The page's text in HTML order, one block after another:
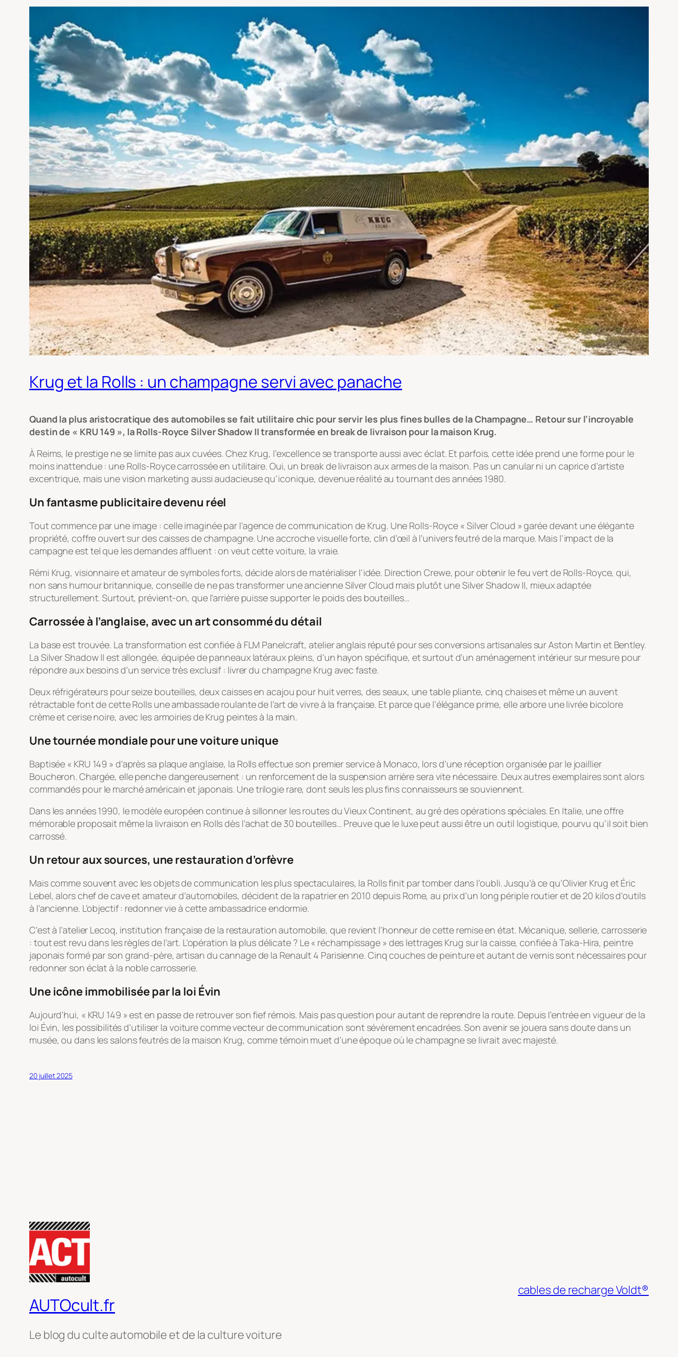
Krug et la Rolls : un champagne servi avec panache
Quand la plus aristocratique des automobiles se fait utilitaire chic pour servir les plus fines bulles de la Champagne… Retour sur l’incroyable
destin de « KRU 149 », la Rolls-Royce Silver Shadow II transformée en break de livraison pour la maison Krug.
À Reims, le prestige ne se limite pas aux cuvées. Chez Krug, l’excellence se transporte aussi avec éclat. Et parfois, cette idée prend une forme pour le
moins inattendue : une Rolls-Royce carrossée en utilitaire. Oui, un break de livraison aux armes de la maison. Pas un canular ni un caprice d’artiste
excentrique, mais une vision marketing aussi audacieuse qu’iconique, devenue réalité au tournant des années 1980.
Un fantasme publicitaire devenu réel
Tout commence par une image : celle imaginée par l’agence de communication de Krug. Une Rolls-Royce « Silver Cloud » garée devant une élégante
propriété, coffre ouvert sur des caisses de champagne. Une accroche visuelle forte, clin d’œil à l’univers feutré de la marque. Mais l’impact de la
campagne est tel que les demandes affluent : on veut cette voiture, la vraie.
Rémi Krug, visionnaire et amateur de symboles forts, décide alors de matérialiser l’idée. Direction Crewe, pour obtenir le feu vert de Rolls-Royce, qui,
non sans humour britannique, conseille de ne pas transformer une ancienne Silver Cloud mais plutôt une Silver Shadow II, mieux adaptée
structurellement. Surtout, prévient-on, que l’arrière puisse supporter le poids des bouteilles…
Carrossée à l’anglaise, avec un art consommé du détail
La base est trouvée. La transformation est confiée à FLM Panelcraft, atelier anglais réputé pour ses conversions artisanales sur Aston Martin et Bentley.
La Silver Shadow II est allongée, équipée de panneaux latéraux pleins, d’un hayon spécifique, et surtout d’un aménagement intérieur sur mesure pour
répondre aux besoins d’un service très exclusif : livrer du champagne Krug avec faste.
Deux réfrigérateurs pour seize bouteilles, deux caisses en acajou pour huit verres, des seaux, une table pliante, cinq chaises et même un auvent
rétractable font de cette Rolls une ambassade roulante de l’art de vivre à la française. Et parce que l’élégance prime, elle arbore une livrée bicolore
crème et cerise noire, avec les armoiries de Krug peintes à la main.
Une tournée mondiale pour une voiture unique
Baptisée « KRU 149 » d’après sa plaque anglaise, la Rolls effectue son premier service à Monaco, lors d’une réception organisée par le joaillier
Boucheron. Chargée, elle penche dangereusement : un renforcement de la suspension arrière sera vite nécessaire. Deux autres exemplaires sont alors
commandés pour le marché américain et japonais. Une trilogie rare, dont seuls les plus fins connaisseurs se souviennent.
Dans les années 1990, le modèle européen continue à sillonner les routes du Vieux Continent, au gré des opérations spéciales. En Italie, une offre
mémorable proposait même la livraison en Rolls dès l’achat de 30 bouteilles… Preuve que le luxe peut aussi être un outil logistique, pourvu qu’il soit bien
carrossé.
Un retour aux sources, une restauration d’orfèvre
Mais comme souvent avec les objets de communication les plus spectaculaires, la Rolls finit par tomber dans l’oubli. Jusqu’à ce qu’Olivier Krug et Éric
Lebel, alors chef de cave et amateur d’automobiles, décident de la rapatrier en 2010 depuis Rome, au prix d’un long périple routier et de 20 kilos d’outils
à l’ancienne. L’objectif : redonner vie à cette ambassadrice endormie.
C’est à l’atelier Lecoq, institution française de la restauration automobile, que revient l’honneur de cette remise en état. Mécanique, sellerie, carrosserie
: tout est revu dans les règles de l’art. L’opération la plus délicate ? Le « réchampissage » des lettrages Krug sur la caisse, confiée à Taka-Hira, peintre
japonais formé par son grand-père, artisan du cannage de la Renault 4 Parisienne. Cinq couches de peinture et autant de vernis sont nécessaires pour
redonner son éclat à la noble carrosserie.
Une icône immobilisée par la loi Évin
Aujourd’hui, « KRU 149 » est en passe de retrouver son fief rémois. Mais pas question pour autant de reprendre la route. Depuis l’entrée en vigueur de la
loi Évin, les possibilités d’utiliser la voiture comme vecteur de communication sont sévèrement encadrées. Son avenir se jouera sans doute dans un
musée, ou dans les salons feutrés de la maison Krug, comme témoin muet d’une époque où le champagne se livrait avec majesté.
20 juillet 2025
AUTOcult.fr
Le blog du culte automobile et de la culture voiture
cables de recharge Voldt®